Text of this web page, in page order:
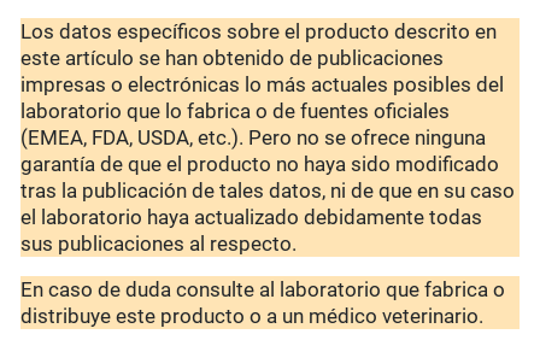
Los datos específicos sobre el producto descrito en
este artículo se han obtenido de publicaciones
impresas o electrónicas lo más actuales posibles del
laboratorio que lo fabrica o de fuentes oficiales
(EMEA, FDA, USDA, etc.). Pero no se ofrece ninguna
garantía de que el producto no haya sido modificado
tras la publicación de tales datos, ni de que en su caso
el laboratorio haya actualizado debidamente todas
sus publicaciones al respecto.
En caso de duda consulte al laboratorio que fabrica o
distribuye este producto o a un médico veterinario.